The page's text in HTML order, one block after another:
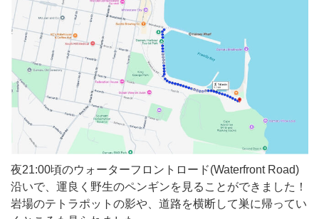
夜21:00頃のウォーターフロントロード(Waterfront Road)
沿いで、運良く野生のペンギンを見ることができました！
岩場のテトラポットの影や、道路を横断して巣に帰ってい